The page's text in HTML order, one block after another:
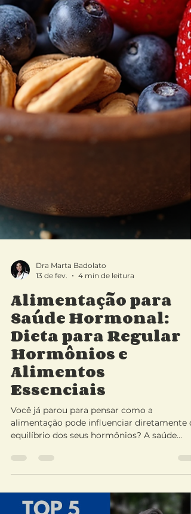
Dra Marta Badolato
13 de fev.
4 min de leitura
Alimentação para
Saúde Hormonal:
Dieta para Regular